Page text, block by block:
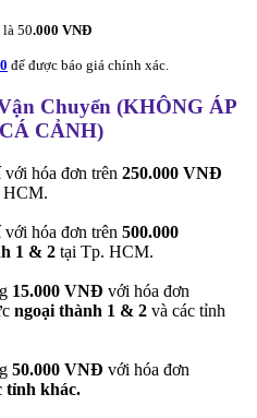
50.000 VNĐ
để được báo giá chính xác.
Chuyển (KHÔNG ÁP
CẢNH)
hóa đơn trên 250.000 VNĐ
HCM.
hóa đơn trên 500.000
1 & 2 tại Tp. HCM.
15.000 VNĐ với hóa đơn
ngoại thành 1 & 2 và các tỉnh
50.000 VNĐ với hóa đơn
tỉnh khác.